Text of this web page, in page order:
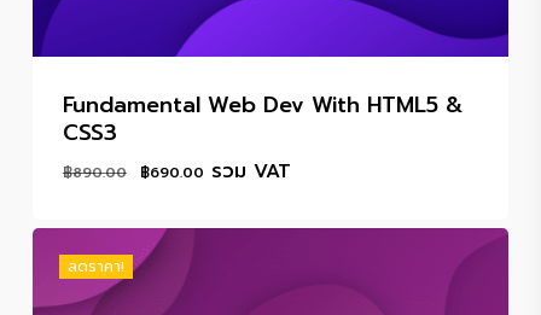
Fundamental Web Dev With HTML5 &
CSS3
฿890.00
Original
was:
฿890.00.
฿690.00Current
is:
รวม VAT
ลดราคา!